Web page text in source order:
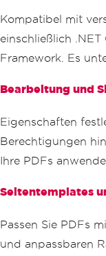
Kompatibel mit
einschließlich
Framework. Es
Bearbeitung und
Eigenschaften
Berechtigungen
Ihre PDFs
Seitentemplates
Passen Sie PDFs
und anpassbaren